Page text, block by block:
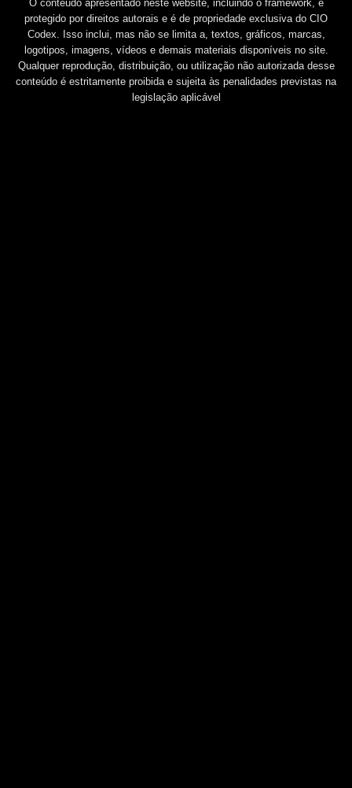
O conteúdo apresentado neste website, incluindo o framework, é
protegido por direitos autorais e é de propriedade exclusiva do CIO
Codex. Isso inclui, mas não se limita a, textos, gráficos, marcas,
logotipos, imagens, vídeos e demais materiais disponíveis no site.
Qualquer reprodução, distribuição, ou utilização não autorizada desse
conteúdo é estritamente proibida e sujeita às penalidades previstas na
legislação aplicável